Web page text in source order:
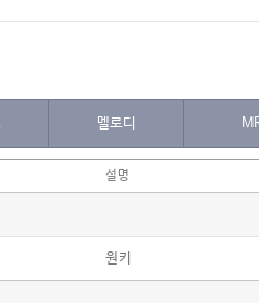
멜로디
설명
원키